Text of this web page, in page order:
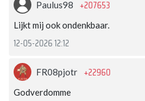
Paulus98 +207653
Lijkt mij ook ondenkbaar.
12-05-2026 12:12
FR08pjotr +22960
Godverdomme